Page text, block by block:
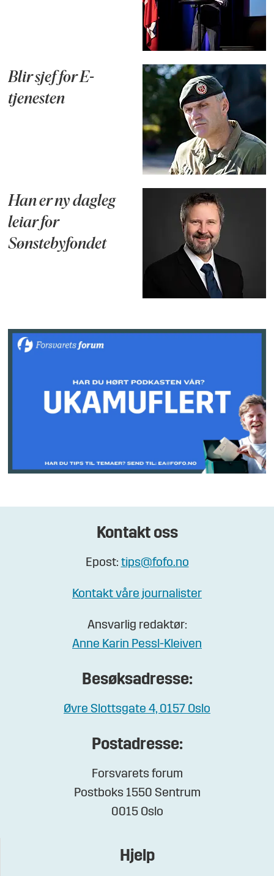
Blir sjef for E-
tjenesten
Han er ny dagleg
leiar for
Sønstebyfondet
Kontakt oss
Epost: tips@fofo.no
Kontakt våre journalister
Ansvarlig redaktør:
Anne Karin Pessl-Kleiven
Besøksadresse:
Øvre Slottsgate 4, 0157 Oslo
Postadresse:
Forsvarets forum
Postboks 1550 Sentrum
0015 Oslo
Hjelp